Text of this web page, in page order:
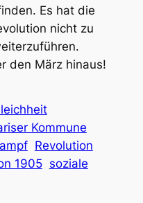
Es hat die
nicht zu
den März hinaus!
Kommune
Revolution
1905 soziale